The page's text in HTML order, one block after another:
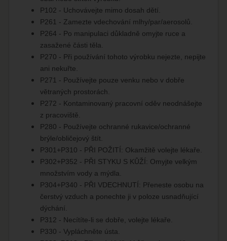
P102 - Uchovávejte mimo dosah dětí.
P261 - Zamezte vdechování mlhy/par/aerosolů.
P264 - Po manipulaci důkladně omyjte ruce a
zasažené části těla.
P270 - Při používání tohoto výrobku nejezte, nepijte
ani nekuřte.
P271 - Používejte pouze venku nebo v dobře
větraných prostorách.
P272 - Kontaminovaný pracovní oděv neodnášejte
z pracoviště.
P280 - Používejte ochranné rukavice/ochranné
brýle/obličejový štít.
P301+P310 - PŘI POŽITÍ: Okamžitě volejte lékaře.
P302+P352 - PŘI STYKU S KŮŽÍ: Omyjte velkým
množstvím vody a mýdla.
P304+P340 - PŘI VDECHNUTÍ: Přeneste osobu na
čerstvý vzduch a ponechte ji v poloze usnadňující
dýchání.
P312 - Necítíte-li se dobře, volejte lékaře.
P330 - Vypláchněte ústa.